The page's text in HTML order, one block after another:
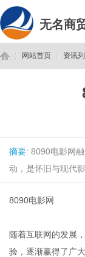
无名商
网站首页 资讯
摘要: 8090电影网
动，是怀旧与现代
8090电影网
随着互联网的发展
验，逐渐赢得了广